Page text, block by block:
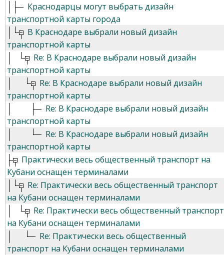
Краснодарцы могут выбрать дизайн
транспортной карты города
В Краснодаре выбрали новый дизайн
транспортной карты
Re: В Краснодаре выбрали новый дизайн
транспортной карты
Re: В Краснодаре выбрали новый дизайн
транспортной карты
Re: В Краснодаре выбрали новый дизайн
транспортной карты
Re: В Краснодаре выбрали новый дизайн
транспортной карты
Практически весь общественный транспорт на
Кубани оснащен терминалами
Re: Практически весь общественный транспорт
на Кубани оснащен терминалами
Re: Практически весь общественный транспорт
на Кубани оснащен терминалами
Re: Практически весь общественный
транспорт на Кубани оснащен терминалами